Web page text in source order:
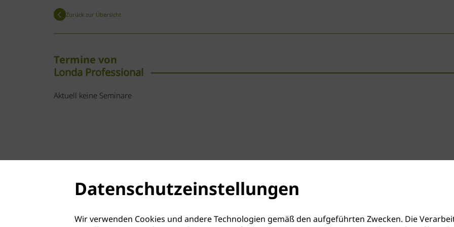
Zurück zur Übersicht
Termine von
Londa Professional
Aktuell keine Seminare
Datenschutzeinstellungen
Wir verwenden Cookies und andere Technologien gemäß den aufgeführten Zwecken. Die